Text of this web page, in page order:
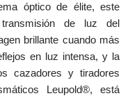
óptico de élite, este
de luz del
brillante cuando más
en luz intensa, y la
cazadores y tiradores
Leupold®, está